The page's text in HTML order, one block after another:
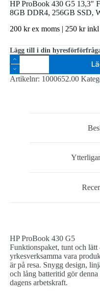
HP ProBook 430 G5 13,3″
8GB DDR4, 256GB SSD,
200 krex moms | 250 krinkl
Lägg till i din
HP
ProBook
430
G5
Artikelnr: 1000652.00
HP ProBook 430 G5
Funktionspaket, tunt och
yrkesverksamma vara
är på resa. Snygg design,
och lång batteritid gör
dagens arbetskraft.